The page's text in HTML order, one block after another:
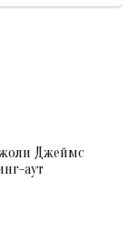
Джеймс
аут